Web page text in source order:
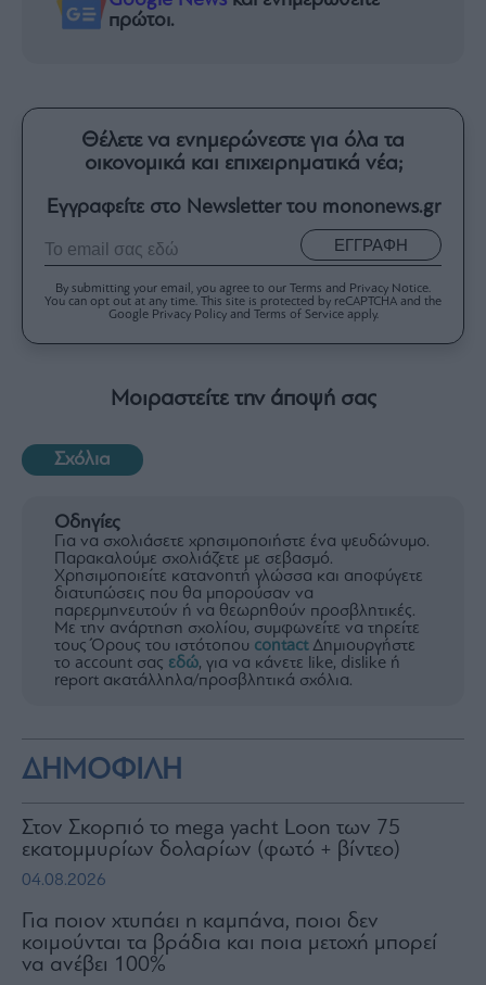
πρώτοι.
Θέλετε να ενημερώνεστε για όλα τα
οικονομικά και επιχειρηματικά νέα;
Εγγραφείτε στο Newsletter του mononews.gr
ΕΓΓΡΑΦΗ
By submitting your email, you agree to our Terms and Privacy Notice.
You can opt out at any time. This site is protected by reCAPTCHA and the
Google Privacy Policy and Terms of Service apply.
Μοιραστείτε την άποψή σας
Σχόλια
Οδηγίες
Για να σχολιάσετε χρησιμοποιήστε ένα ψευδώνυμο.
Παρακαλούμε σχολιάζετε με σεβασμό.
Χρησιμοποιείτε κατανοητή γλώσσα και αποφύγετε
διατυπώσεις που θα μπορούσαν να
παρερμηνευτούν ή να θεωρηθούν προσβλητικές.
Με την ανάρτηση σχολίου, συμφωνείτε να τηρείτε
τους Όρους του ιστότοπου contactΔημιουργήστε
το account σας εδώ, για να κάνετε like, dislike ή
report ακατάλληλα/προσβλητικά σχόλια.
ΔΗΜΟΦΙΛΗ
Στον Σκορπιό το mega yacht Loon των 75
εκατομμυρίων δολαρίων (φωτό + βίντεο)
04.08.2026
Για ποιον χτυπάει η καμπάνα, ποιοι δεν
κοιμούνται τα βράδια και ποια μετοχή μπορεί
να ανέβει 100%